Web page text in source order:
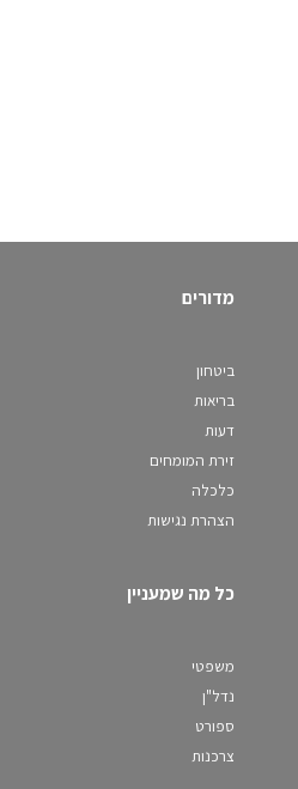
מדורים
ביטחון
בריאות
דעות
זירת המומחים
כלכלה
הצהרת נגישות
כל מה שמעניין
משפטי
נדל"ן
ספורט
צרכנות